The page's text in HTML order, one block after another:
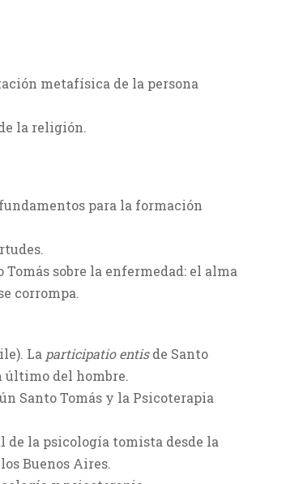
metafísica de la persona
la religión.
para la formación
Tomás sobre la enfermedad: el alma
corrompa.
La participatio entisde Santo
último del hombre.
Santo Tomás y la Psicoterapia
la psicología tomista desde la
Buenos Aires.